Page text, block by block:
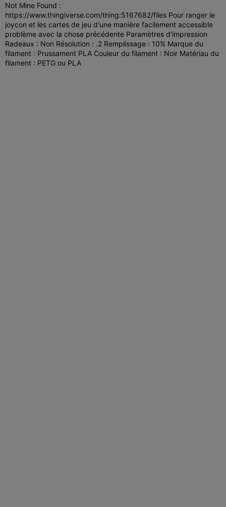
Not Mine Found :
https://www.thingiverse.com/thing:5167682/files Pour ranger le
joycon et les cartes de jeu d'une manière facilement accessible
problème avec la chose précédente Paramètres d'impression
Radeaux : Non Résolution : .2 Remplissage : 10% Marque du
filament : Prussament PLA Couleur du filament : Noir Matériau du
filament : PETG ou PLA